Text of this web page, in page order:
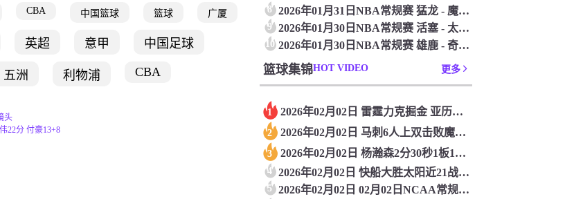
CBA 中国篮球 篮球 广厦
英超 意甲 中国足球
五洲 利物浦 CBA
头
22分 付豪13+8
8 2026年01月31日NBA常规赛 猛龙 - 魔术 全场录像
9 2026年01月30日NBA常规赛 活塞 - 太阳 全场录像
10 2026年01月30日NBA常规赛 雄鹿 - 奇才 全场录像
篮球集锦HOT VIDEO 更多
1 2026年02月02日 雷霆力克掘金 亚历山大34+13 华莱士新高7记三分 穆雷16中4
2 2026年02月02日 马刺6人上双击败魔术 文班亚马25分8板4断5帽 班凯罗19+10
3 2026年02月02日 杨瀚森2分30秒1板1助 骑士送开拓者5连败 阿伦生涯新高40+17
4 2026年02月02日 快船大胜太阳近21战17胜 小卡25+8 阿伦23+8 哈登&布克缺阵
5 2026年02月02日 02月02日NCAA常规赛 爱荷华大学84-66俄勒冈大学 全场集锦